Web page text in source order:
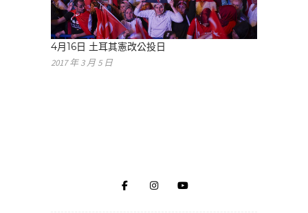
4月16日 土耳其憲改公投日
2017 年 3 月 5 日